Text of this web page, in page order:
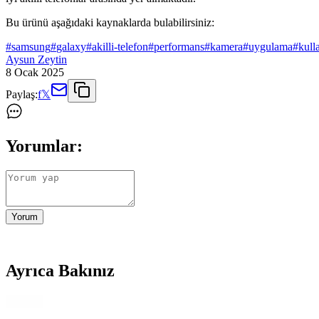
Bu ürünü aşağıdaki kaynaklarda bulabilirsiniz:
#samsung#galaxy#akilli-telefon#performans#kamera#uygulama#
Aysun Zeytin
8 Ocak 2025
Paylaş:f𝕏
Yorumlar:
Yorum
Ayrıca Bakınız